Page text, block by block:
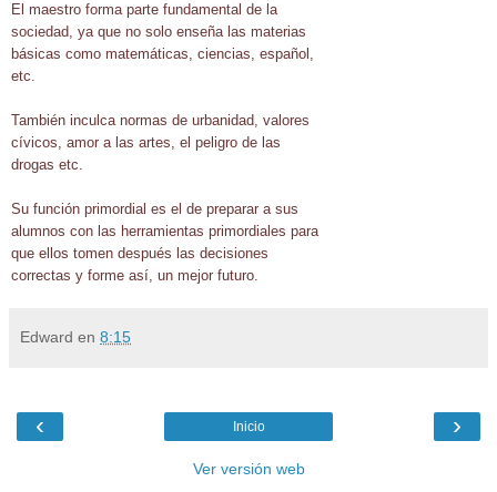
El maestro forma parte fundamental de la
sociedad, ya que no solo enseña las materias
básicas como matemáticas, ciencias, español,
etc.
También inculca normas de urbanidad, valores
cívicos, amor a las artes, el peligro de las
drogas etc.
Su función primordial es el de preparar a sus
alumnos con las herramientas primordiales para
que ellos tomen después las decisiones
correctas y forme así, un mejor futuro.
Edward en 8:15
‹ ›
Inicio
Ver versión web